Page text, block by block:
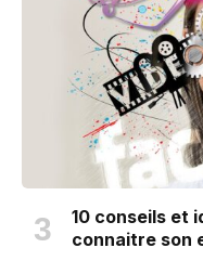
10 conseils et
connaitre son